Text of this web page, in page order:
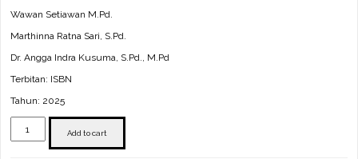
Wawan Setiawan M.Pd.
Marthinna Ratna Sari, S.Pd.
Dr. Angga Indra Kusuma, S.Pd., M.Pd
Terbitan: ISBN
Tahun: 2025
MASTERCLASS
GURU
Add to cart